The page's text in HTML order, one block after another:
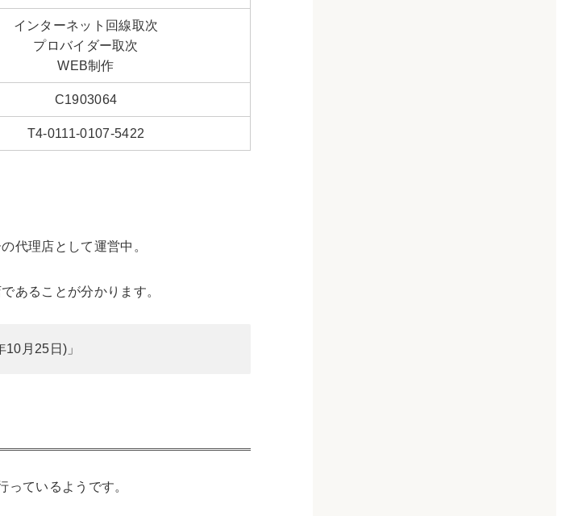
インターネット回線取次
プロバイダー取次
WEB制作
C1903064
T4-0111-0107-5422
代理店として運営中。
あることが分かります。
月25日)」
ているようです。